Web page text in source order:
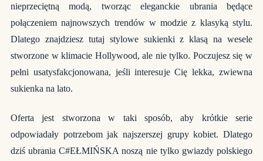
nieprzeciętną modą, tworząc eleganckie ubrania będące
połączeniem najnowszych trendów w modzie z klasyką stylu.
Dlatego znajdziesz tutaj stylowe sukienki z klasą na wesele
stworzone w klimacie Hollywood, ale nie tylko. Poczujesz się w
pełni usatysfakcjonowana, jeśli interesuje Cię lekka, zwiewna
sukienka na lato.
Oferta jest stworzona w taki sposób, aby krótkie serie
odpowiadały potrzebom jak najszerszej grupy kobiet. Dlatego
dziś ubrania C#EŁMIŃSKA noszą nie tylko gwiazdy polskiego